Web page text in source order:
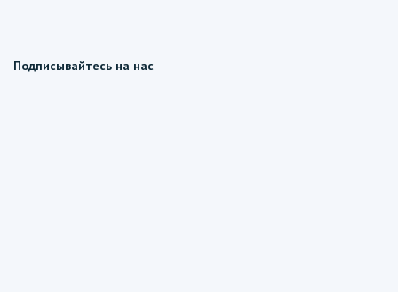
Подписывайтесь на нас